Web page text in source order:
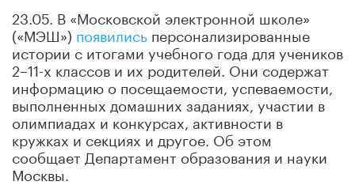
23.05. В «Московской электронной школе»
(«МЭШ») появились персонализированные
истории с итогами учебного года для учеников
2–11-х классов и их родителей. Они содержат
информацию о посещаемости, успеваемости,
выполненных домашних заданиях, участии в
олимпиадах и конкурсах, активности в
кружках и секциях и другое. Об этом
сообщает Департамент образования и науки
Москвы.